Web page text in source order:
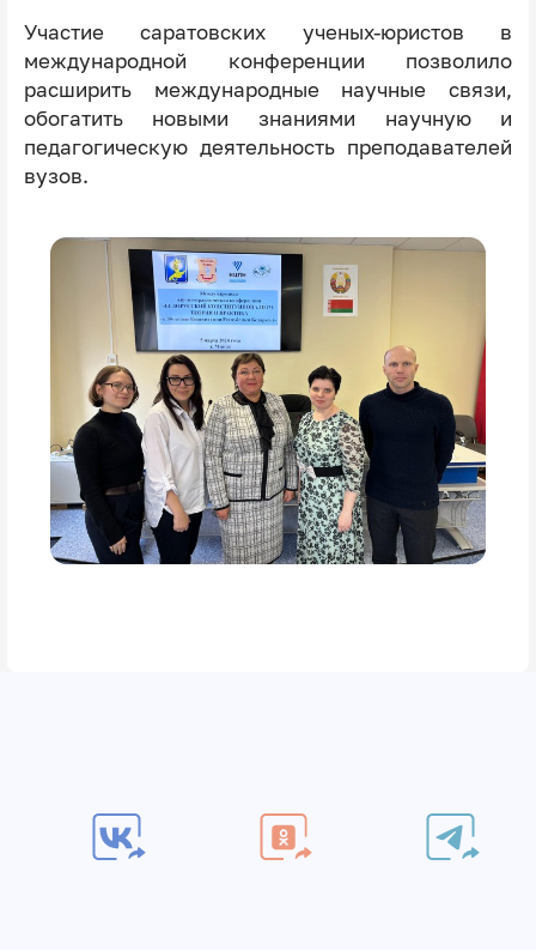
Участие саратовских ученых-юристов в
международной конференции позволило
расширить международные научные связи,
обогатить новыми знаниями научную и
педагогическую деятельность преподавателей
вузов.